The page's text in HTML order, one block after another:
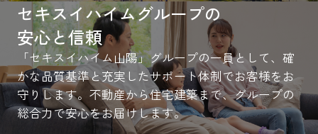
セキスイハイムグループの
安心と信頼
「セキスイハイム山陽」グループの一員として、確
かな品質基準と充実したサポート体制でお客様をお
守りします。不動産から住宅建築まで、グループの
総合力で安心をお届けします。